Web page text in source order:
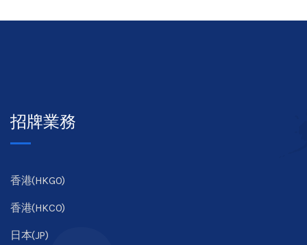
招牌業務
香港(HKGO)
香港(HKCO)
日本(JP)